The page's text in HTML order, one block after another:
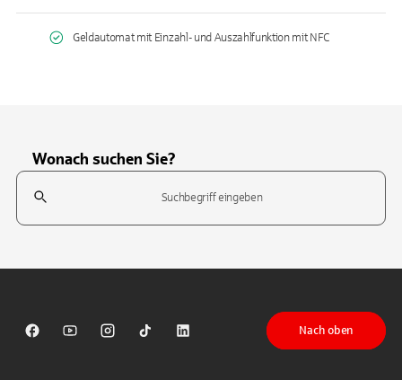
Geldautomat mit Einzahl- und Auszahlfunktion mit NFC
Wonach suchen Sie?
Suchfeld
Sparkasse auf Facebook
Sparkasse auf Youtube
Sparkasse auf Instagram
Sparkasse auf TikTok
Sparkasse auf LinkedIn
Nach oben